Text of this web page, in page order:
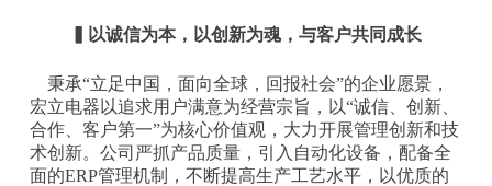
▍以诚信为本，以创新为魂，与客户共同成长
秉承“立足中国，面向全球，回报社会”的企业愿景，
宏立电器以追求用户满意为经营宗旨，以“诚信、创新、
合作、客户第一”为核心价值观，大力开展管理创新和技
术创新。公司严抓产品质量，引入自动化设备，配备全
面的ERP管理机制，不断提高生产工艺水平，以优质的